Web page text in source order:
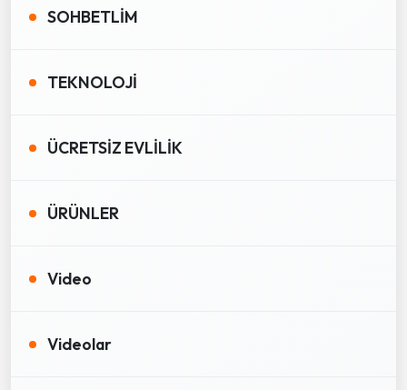
SOHBETLİM
TEKNOLOJİ
ÜCRETSİZ EVLİLİK
ÜRÜNLER
Video
Videolar